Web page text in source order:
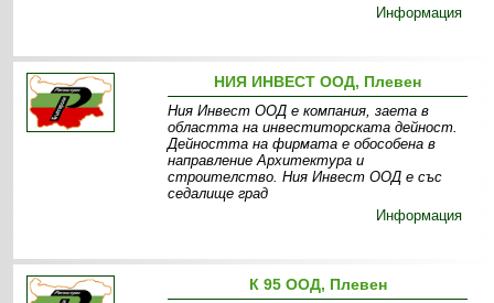
Информация
НИЯ ИНВЕСТ ООД, Плевен
Ния Инвест ООД е компания, заета в
областта на инвеститорската дейност.
Дейността на фирмата е обособена в
направление Архитектура и
строителство. Ния Инвест ООД е със
седалище град
Информация
К 95 ООД, Плевен